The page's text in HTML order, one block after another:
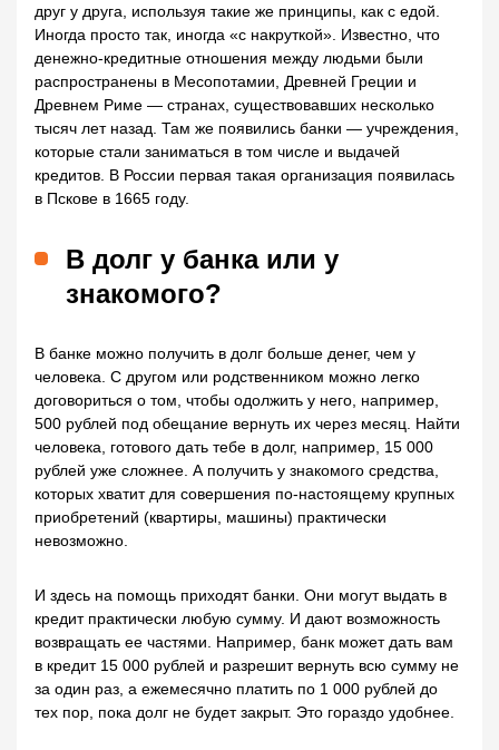
друг у друга, используя такие же принципы, как с едой.
Иногда просто так, иногда «с накруткой». Известно, что
денежно-кредитные отношения между людьми были
распространены в Месопотамии, Древней Греции и
Древнем Риме — странах, существовавших несколько
тысяч лет назад. Там же появились банки — учреждения,
которые стали заниматься в том числе и выдачей
кредитов. В России первая такая организация появилась
в Пскове в 1665 году.
В долг у банка или у
знакомого?
В банке можно получить в долг больше денег, чем у
человека. С другом или родственником можно легко
договориться о том, чтобы одолжить у него, например,
500 рублей под обещание вернуть их через месяц. Найти
человека, готового дать тебе в долг, например, 15 000
рублей уже сложнее. А получить у знакомого средства,
которых хватит для совершения по-настоящему крупных
приобретений (квартиры, машины) практически
невозможно.
И здесь на помощь приходят банки. Они могут выдать в
кредит практически любую сумму. И дают возможность
возвращать ее частями. Например, банк может дать вам
в кредит 15 000 рублей и разрешит вернуть всю сумму не
за один раз, а ежемесячно платить по 1 000 рублей до
тех пор, пока долг не будет закрыт. Это гораздо удобнее.